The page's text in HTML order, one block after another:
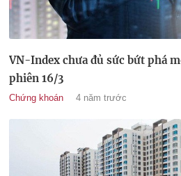
VN-Index chưa đủ sức bứt phá
phiên 16/3
Chứng khoán 4 năm trước